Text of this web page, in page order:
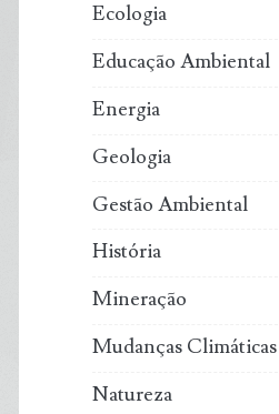
Ecologia
Educação Ambiental
Energia
Geologia
Gestão Ambiental
História
Mineração
Mudanças Climáticas
Natureza